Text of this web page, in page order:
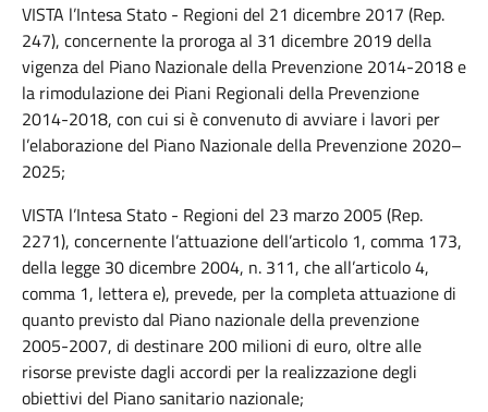
VISTA l’Intesa Stato - Regioni del 21 dicembre 2017 (Rep.
247), concernente la proroga al 31 dicembre 2019 della
vigenza del Piano Nazionale della Prevenzione 2014-2018 e
la rimodulazione dei Piani Regionali della Prevenzione
2014-2018, con cui si è convenuto di avviare i lavori per
l’elaborazione del Piano Nazionale della Prevenzione 2020–
2025;
VISTA l’Intesa Stato - Regioni del 23 marzo 2005 (Rep.
2271), concernente l’attuazione dell’articolo 1, comma 173,
della legge 30 dicembre 2004, n. 311, che all’articolo 4,
comma 1, lettera e), prevede, per la completa attuazione di
quanto previsto dal Piano nazionale della prevenzione
2005-2007, di destinare 200 milioni di euro, oltre alle
risorse previste dagli accordi per la realizzazione degli
obiettivi del Piano sanitario nazionale;